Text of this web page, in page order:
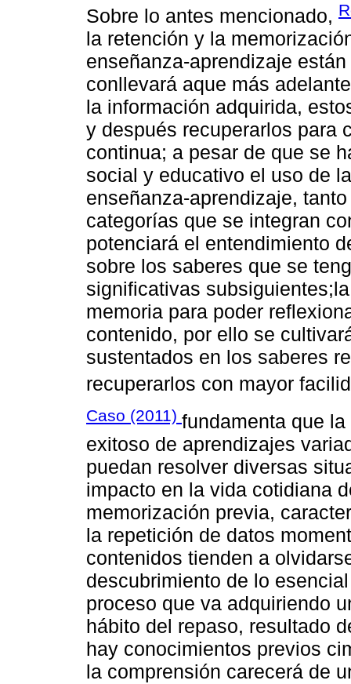
Sobre lo antes mencionado,
la retención y la
enseñanza-aprendizaje
conllevará aque más
la información adquirida,
y después recuperarlos para
continua; a pesar de que se
social y educativo el uso de
enseñanza-aprendizaje,
categorías que se integran
potenciará el entendimiento
sobre los saberes que se
significativas
memoria para poder
contenido, por ello se
sustentados en los saberes
recuperarlos con mayor
Caso (2011) fundamenta que
exitoso de aprendizajes
puedan resolver diversas
impacto en la vida cotidiana
memorización previa,
la repetición de datos
contenidos tienden a
descubrimiento de lo
proceso que va adquiriendo
hábito del repaso, resultado
hay conocimientos previos
la comprensión carecerá de